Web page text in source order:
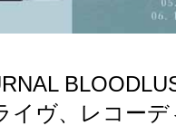
イヴ、レコー